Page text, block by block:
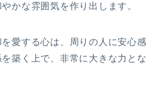
かな雰囲気を作り出します。
愛する心は、周りの人に安心感
築く上で、非常に大きな力とな